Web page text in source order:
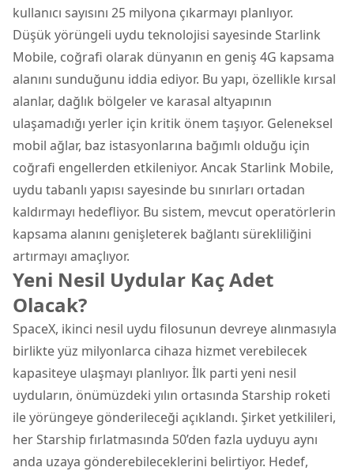
kullanıcı sayısını 25 milyona çıkarmayı planlıyor.
Düşük yörüngeli uydu teknolojisi sayesinde Starlink
Mobile, coğrafi olarak dünyanın en geniş 4G kapsama
alanını sunduğunu iddia ediyor. Bu yapı, özellikle kırsal
alanlar, dağlık bölgeler ve karasal altyapının
ulaşamadığı yerler için kritik önem taşıyor. Geleneksel
mobil ağlar, baz istasyonlarına bağımlı olduğu için
coğrafi engellerden etkileniyor. Ancak Starlink Mobile,
uydu tabanlı yapısı sayesinde bu sınırları ortadan
kaldırmayı hedefliyor. Bu sistem, mevcut operatörlerin
kapsama alanını genişleterek bağlantı sürekliliğini
artırmayı amaçlıyor.
Yeni Nesil Uydular Kaç Adet
Olacak?
SpaceX, ikinci nesil uydu filosunun devreye alınmasıyla
birlikte yüz milyonlarca cihaza hizmet verebilecek
kapasiteye ulaşmayı planlıyor. İlk parti yeni nesil
uyduların, önümüzdeki yılın ortasında Starship roketi
ile yörüngeye gönderileceği açıklandı. Şirket yetkilileri,
her Starship fırlatmasında 50’den fazla uyduyu aynı
anda uzaya gönderebileceklerini belirtiyor. Hedef,